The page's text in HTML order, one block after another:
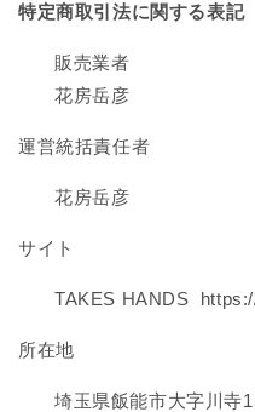
特定商取引法に関する表記
販売業者
花房岳彦
運営統括責任者
花房岳彦
サイト
TAKES HANDS
所在地
埼玉県飯能市大字川寺